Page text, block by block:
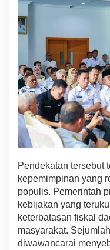
u
r
a
e
b
i
h
B
a
i
k
Pendekatan tersebut
kepemimpinan yang
populis. Pemerintah
kebijakan yang
keterbatasan fiskal
masyarakat.
diwawancarai